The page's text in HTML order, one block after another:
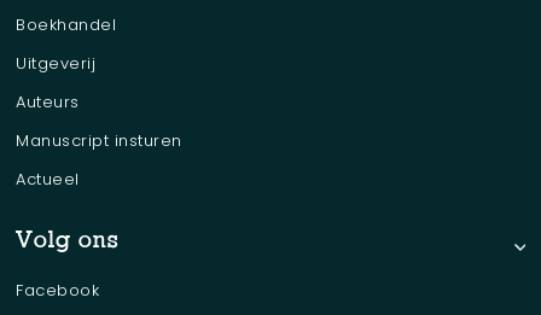
Boekhandel
Uitgeverij
Auteurs
Manuscript insturen
Actueel
Volg ons
Facebook